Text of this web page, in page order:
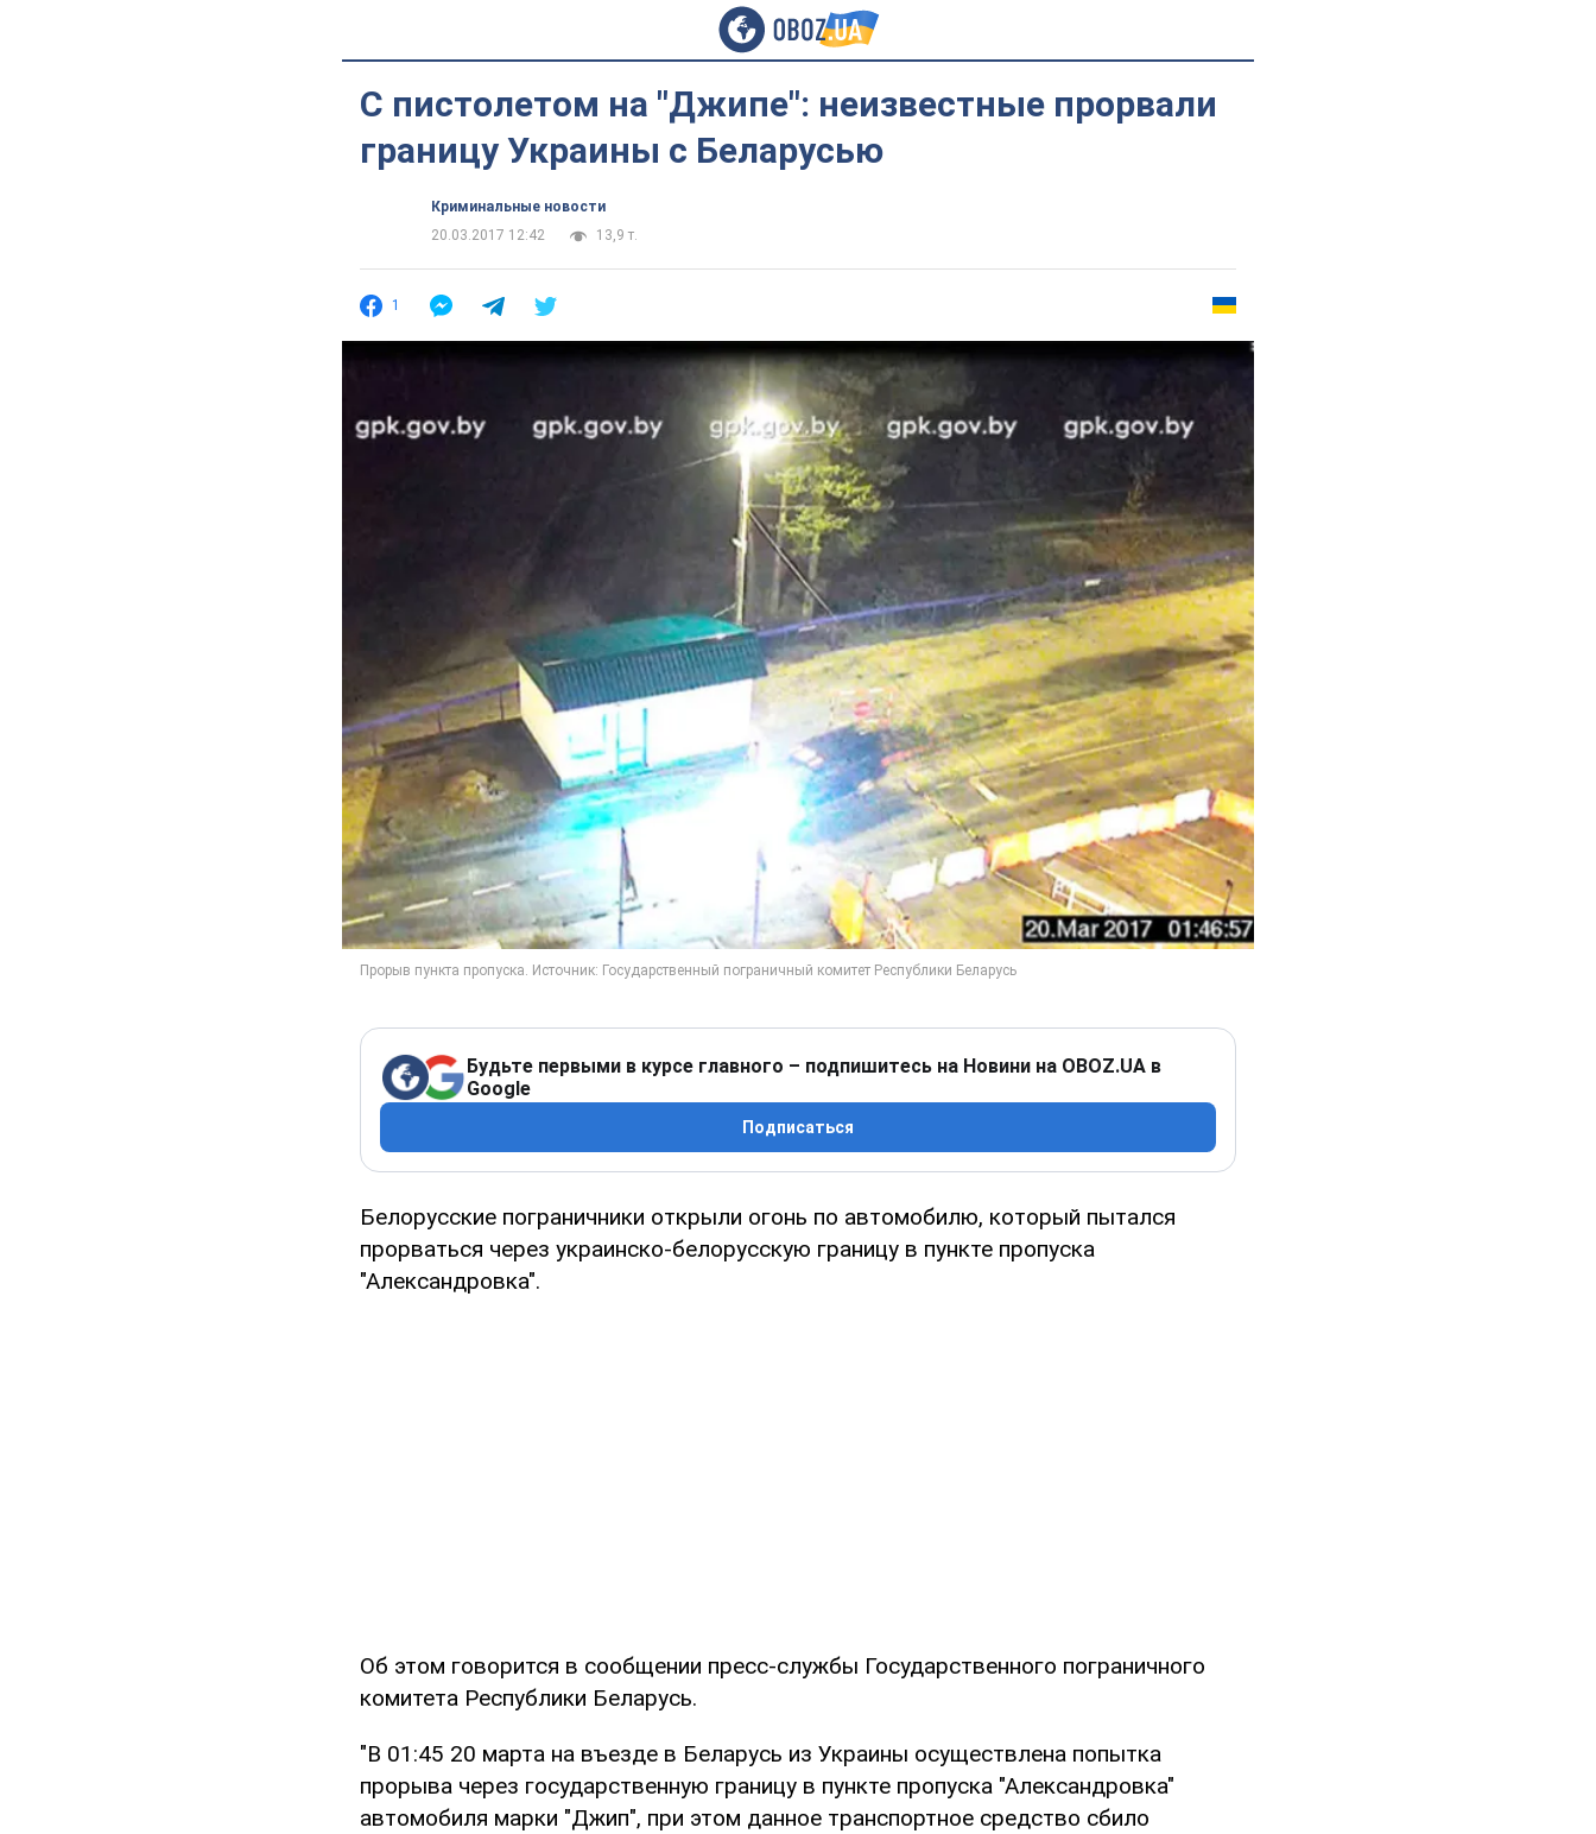
С пистолетом на "Джипе": неизвестные прорвали
границу Украины с Беларусью
Криминальные новости
20.03.2017 12:42
13,9 т.
1
Будьте первыми в курсе главного – подпишитесь на Новини на OBOZ.UA в
Google
Подписаться
Белорусские пограничники открыли огонь по автомобилю, который пытался
прорваться через украинско-белорусскую границу в пункте пропуска
"Александровка".
Об этом говорится в сообщении пресс-службы Государственного пограничного
комитета Республики Беларусь.
"В 01:45 20 марта на въезде в Беларусь из Украины осуществлена попытка
прорыва через государственную границу в пункте пропуска "Александровка"
автомобиля марки "Джип", при этом данное транспортное средство сбило